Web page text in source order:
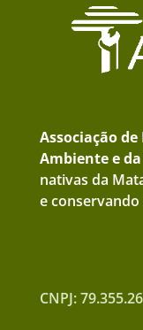
Associação
Ambiente e
nativas da
e conservando
CNPJ: